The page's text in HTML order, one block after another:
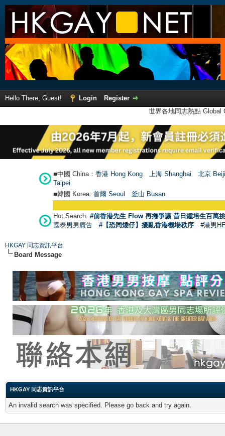
Hello There, Guest! Login
Register
世界各地同志熱點
■中國 China： 香港 Hong Kong 上海 Shanghai
北京
Taipei
■韓國 Korea: 首爾 Seoul 釜山 Busan
Hot Search: #前香港先生 Flow 再捲爭議 昔日鍾培生百萬
國泰男男廣告
#【恐同矮仔】擾亂香港機場秩序 #港男
HKGAY 同志資訊平台
Board Message
HKGAY 同志資訊平台
An invalid search was specified. Please go back and try again.